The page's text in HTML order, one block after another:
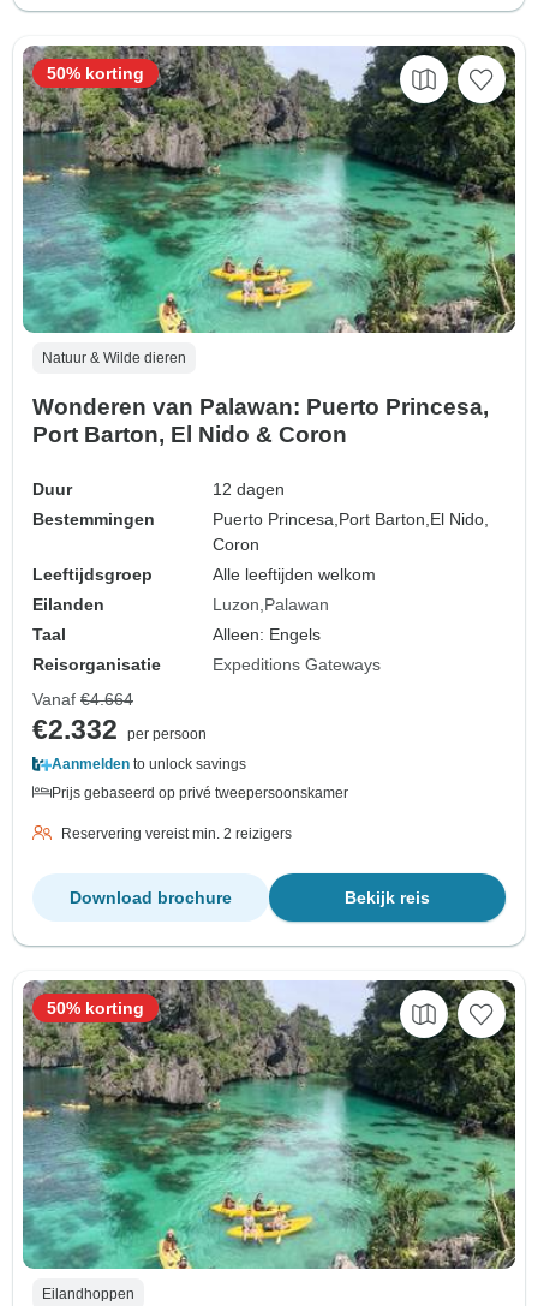
Natuur & Wilde dieren
Wonderen van Palawan: Puerto Princesa,
Port Barton, El Nido & Coron
Duur
12 dagen
Bestemmingen
Puerto Princesa,Port Barton,El Nido,
Coron
Leeftijdsgroep
Alle leeftijden welkom
Eilanden
Luzon Palawan
Taal
Alleen: Engels
Reisorganisatie
Expeditions Gateways
50% korting
Vanaf €4.664
€2.332
per persoon
Aanmelden to unlock savings
Prijs gebaseerd op privé tweepersoonskamer
Reservering vereist min. 2 reizigers
Bekijk reis
Download brochure
Eilandhoppen
50% korting